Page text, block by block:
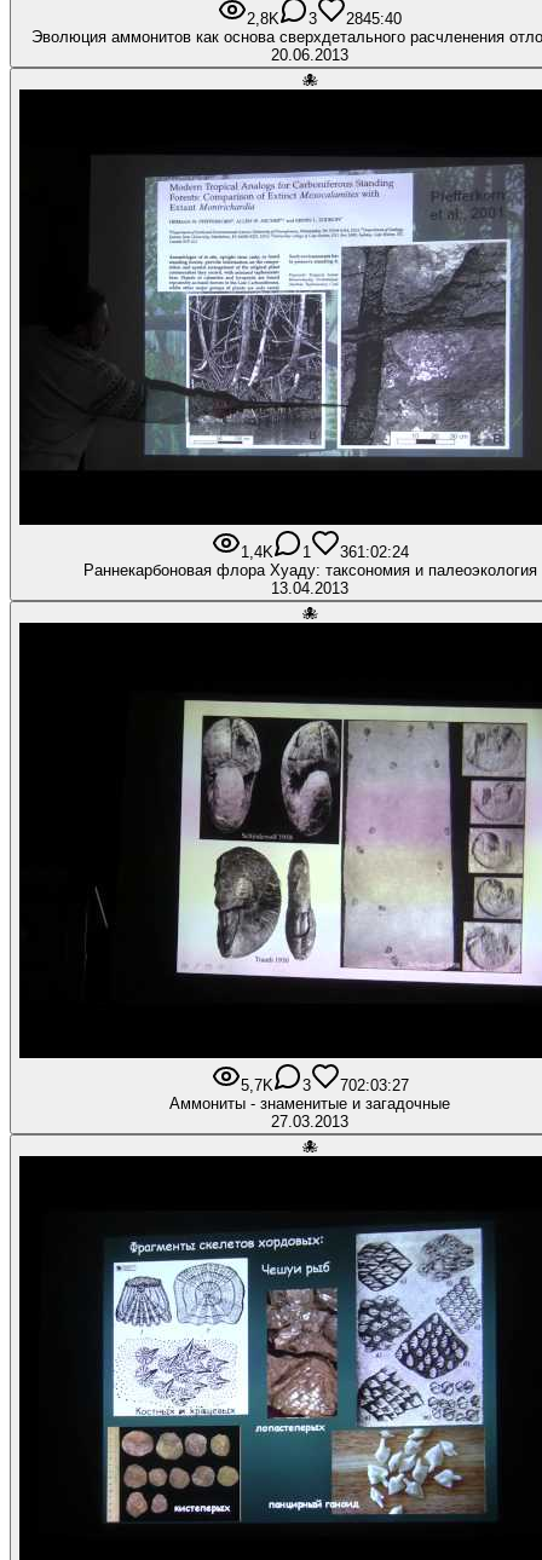
2,8K 3 2845:40
Эволюция аммонитов как основа сверхдетального расчленения
20.06.2013
🐙
1,4K 1 361:02:24
Раннекарбоновая флора Хуаду: таксономия и палеоэкология
13.04.2013
🐙
5,7K 3 702:03:27
Аммониты - знаменитые и загадочные
27.03.2013
🐙